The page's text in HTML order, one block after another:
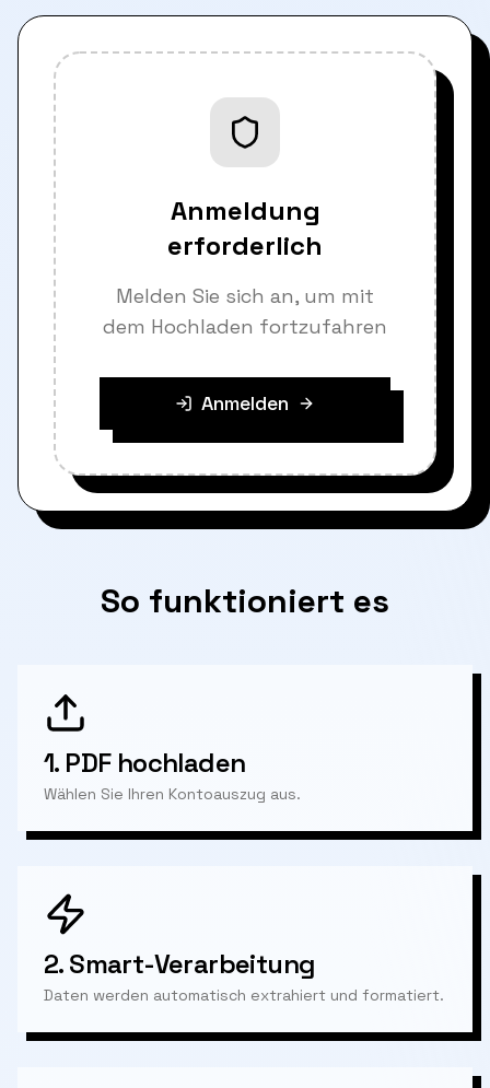
Anmeldung
erforderlich
Melden Sie sich an, um mit
dem Hochladen fortzufahren
Anmelden
So funktioniert es
1. PDF hochladen
Wählen Sie Ihren Kontoauszug aus.
2.Smart-Verarbeitung
Daten werden automatisch extrahiert und formatiert.